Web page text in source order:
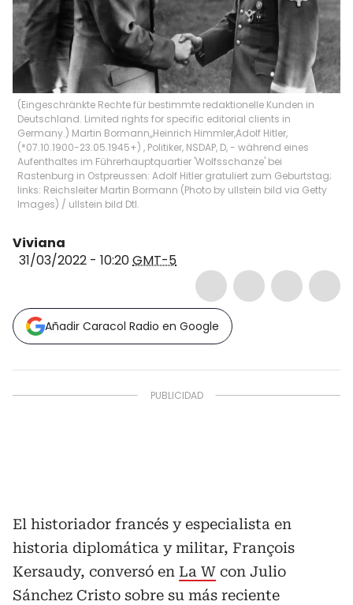
(Eingeschränkte Rechte für bestimmte redaktionelle Kunden in
Deutschland. Limited rights for specific editorial clients in
Germany.) Martin Bormann,,Heinrich Himmler,Adolf Hitler,
(*07.10.1900-23.05.1945+) , Politiker, NSDAP, D, - während eines
Aufenthaltes im Führerhauptquartier 'Wolfsschanze' bei
Rastenburg in Ostpreussen: Adolf Hitler gratuliert zum Geburtstag;
links: Reichsleiter Martin Bormann (Photo by ullstein bild via Getty
Images) / ullstein bild Dtl.
Viviana
31/03/2022 - 10:20GMT-5
Añadir Caracol Radio en Google
El historiador francés y especialista en
historia diplomática y militar, François
Kersaudy, conversó en La W con Julio
Sánchez Cristo sobre su más reciente